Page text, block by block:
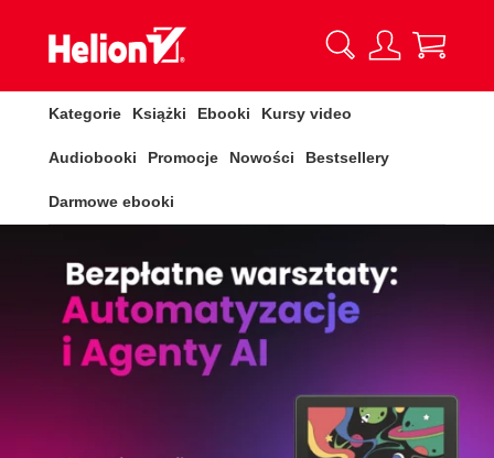
Kategorie Książki Ebooki Kursy video
Audiobooki Promocje Nowości Bestsellery
Darmowe ebooki